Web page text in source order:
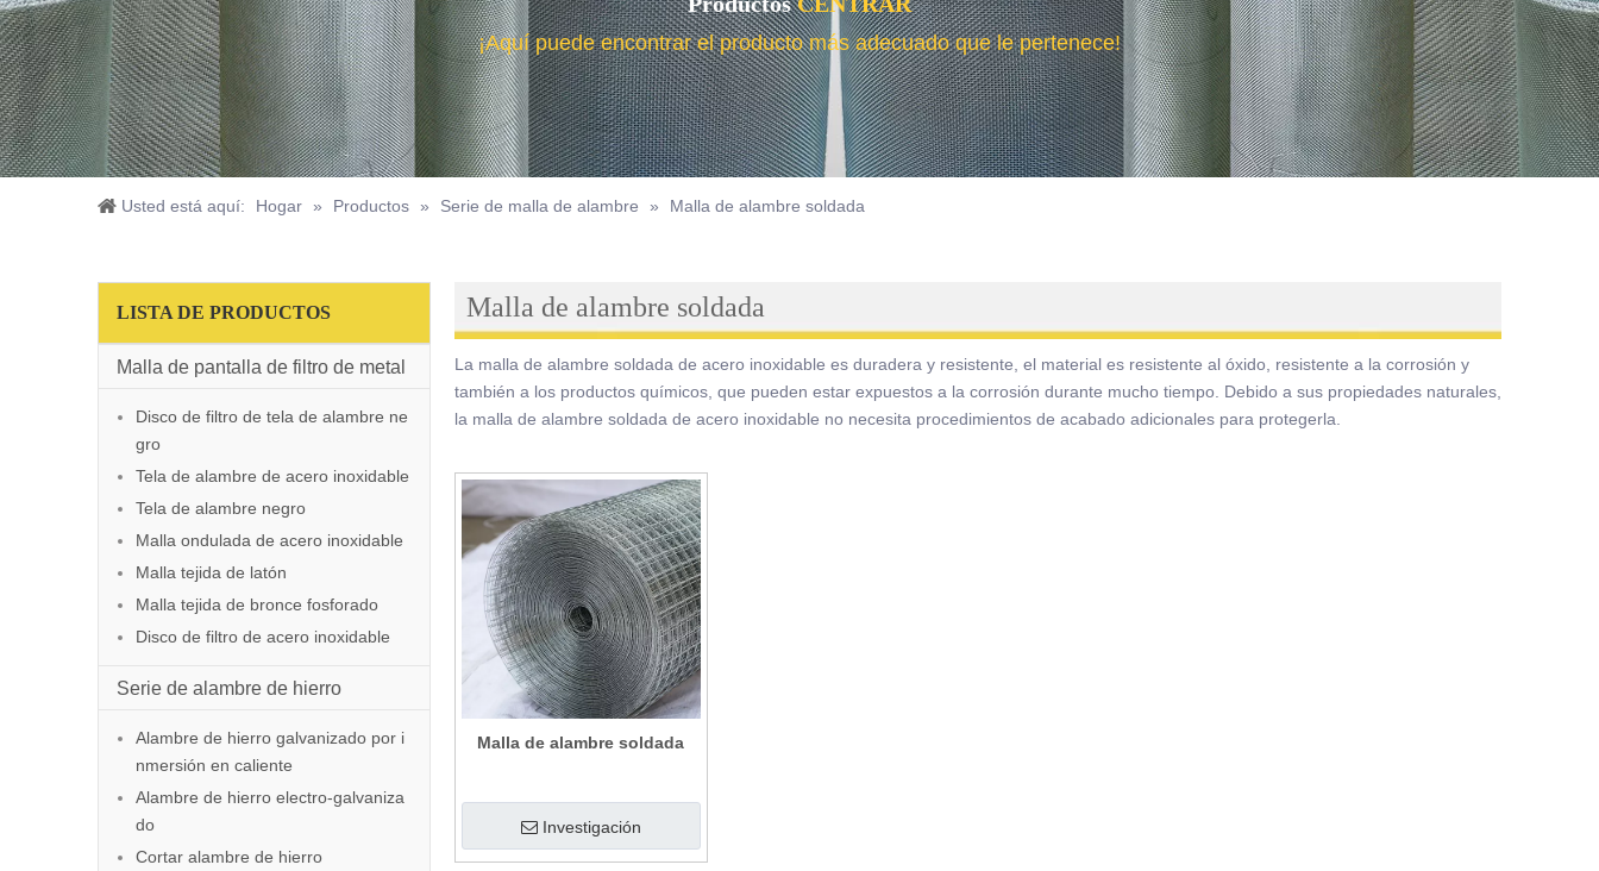
¡Aquí puede encontrar el producto más adecuado que le pertenece!
Usted está aquí: Hogar » Productos » Serie de malla de alambre » Malla de alambre soldada
LISTA DE PRODUCTOS
Malla de pantalla de filtro de metal
Disco de filtro de tela de alambre ne
gro
Tela de alambre de acero inoxidable
Tela de alambre negro
Malla ondulada de acero inoxidable
Malla tejida de latón
Malla tejida de bronce fosforado
Disco de filtro de acero inoxidable
Serie de alambre de hierro
Alambre de hierro galvanizado por i
nmersión en caliente
Alambre de hierro electro-galvaniza
do
Cortar alambre de hierro
Malla de alambre soldada
La malla de alambre soldada de acero inoxidable es duradera y resistente, el material es resistente al óxido, resistente a la corrosión y
también a los productos químicos, que pueden estar expuestos a la corrosión durante mucho tiempo. Debido a sus propiedades naturales,
la malla de alambre soldada de acero inoxidable no necesita procedimientos de acabado adicionales para protegerla.
Malla de alambre soldada
Investigación